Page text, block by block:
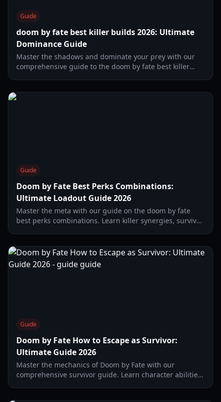
Guide
doom by fate best killer builds 2026: Ultimate
Dominance Guide
Master the shadows and dominate your prey with our
comprehensive guide to the doom by fate best killer
Guide
Doom by Fate Best Perks Combinations:
Ultimate Loadout Guide 2026
Master the meta with our guide on the doom by fate
best perks combinations. Learn killer synergies, survivor
Guide
Doom by Fate How to Escape as Survivor:
Ultimate Guide 2026
Master the mechanics of Doom by Fate with our
comprehensive survivor guide. Learn character abilities,